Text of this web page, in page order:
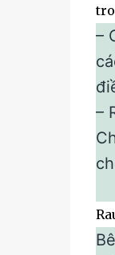
–
–